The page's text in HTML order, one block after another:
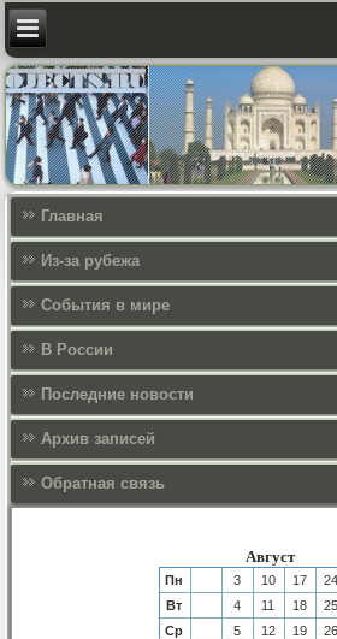
Главная
Из-за рубежа
События в мире
В России
Последние новости
Архив записей
Обратная связь
Август
Пн 3 10 17 24
Вт
4 11 18
25
Ср
5 12 19
26